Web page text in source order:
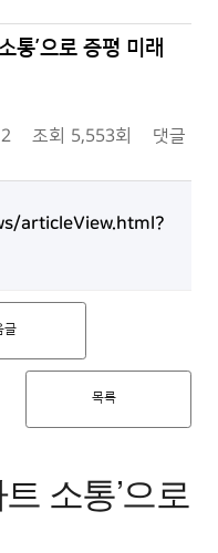
통’으로 증평 미래
조회 5,553회
댓글
articleView.html?
글
목록
소통’으로